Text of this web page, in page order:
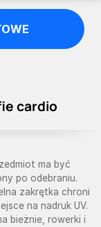
cardio
ma być
po odebraniu.
zakrętka chroni
na nadruk UV.
bieżnie, rowerki i